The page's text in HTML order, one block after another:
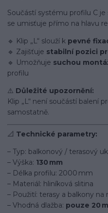
Součástí systému profilu C je
se umisťuje přímo na hlavu
🔹 Klip „L“ slouží k pevné
🔹 Zajišťuje stabilní pozici
🔹 Umožňuje suchou
profilu
⚠️ Důležité upozornění:
Klip „L“ není součástí balení
samostatně.
📐 Technické parametry:
– Typ: balkonový / terasový
– Výška: 130 mm
– Délka profilu: 2000 mm
– Materiál: hliníková slitina
– Použití: terasy a balkony
– Vhodná dlažba: pouze 20